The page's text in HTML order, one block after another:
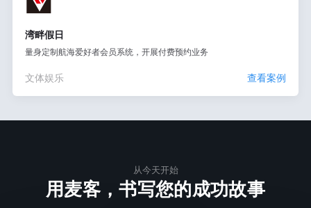
湾畔假日
量身定制航海爱好者会员系统，开展付费预约业务
文体娱乐 查看案例
从今天开始
用麦客，书写您的成功故事